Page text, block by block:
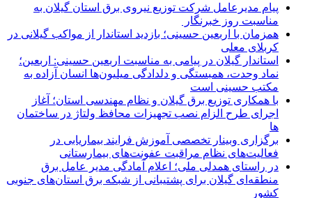
پیام مدیرعامل شركت توزیع نیروی برق استان گیلان به
مناسبت روز خبرنگار ‌
همزمان با اربعین حسینی؛ بازدید استاندار از مواکب گیلانی در
کربلای معلی
استاندار گیلان در پیامی به مناسبت اربعین حسینی: اربعین؛
نماد وحدت، همبستگی و دلدادگی میلیون‌ها انسان آزاده به
مکتب حسینی است
با همکاری توزیع برق گیلان و نظام مهندسی استان؛ آغاز
اجرای طرح الزام نصب تجهیزات محافظ ولتاژ در ساختمان
ها
برگزاری وبینار تخصصی آموزش فرایند بیماریابی در
فعالیت‌های نظام مراقبت عفونت‌های بیمارستانی
در راستای همدلی ملی؛ اعلام آمادگی مدیر عامل برق
منطقه‌ای گیلان برای پشتیبانی از شبكه برق استان‌های جنوبی
كشور